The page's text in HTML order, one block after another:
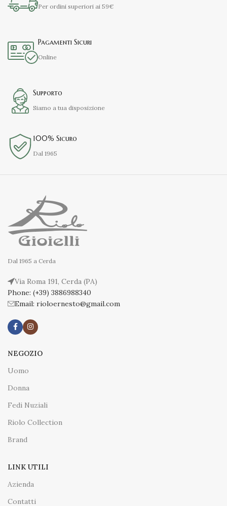
Per ordini superiori ai 59€
Pagamenti Sicuri
Online
Supporto
Siamo a tua disposizione
100% Sicuro
Dal 1965
Dal 1965 a Cerda
Via Roma 191, Cerda (PA)
Phone: (+39) 3886988340
Email: rioloernesto@gmail.com
NEGOZIO
Uomo
Donna
Fedi Nuziali
Riolo Collection
Brand
LINK UTILI
Azienda
Contatti